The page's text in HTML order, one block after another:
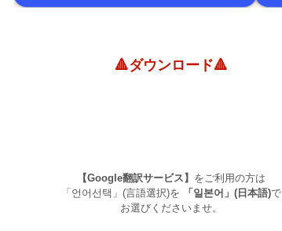
🔺ダウンロード🔺
【Google翻訳サービス】 をご利用の方は
「언어선택」(言語選択)を
「일본어」(日本語)で
お選びくださいませ。